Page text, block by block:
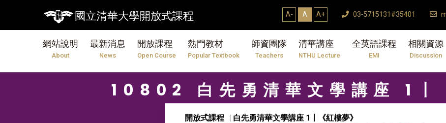
國立清華大學開放式課程 A- A A+ 03-5715131#35401
網站說明
About
最新消息
News
開放課程
Open Course
熱門教材
Popular Textbook
師資團隊
Teachers
清華講座
NTHU Lecture
全英語課程
EMI
相關資源
Discussion
10802 白先勇清華文學講座 1〡
開放式課程
白先勇清華文學講座 1〡《紅樓夢》